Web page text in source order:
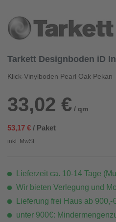
Tarkett Designboden iD
Klick-Vinylboden Pearl Oak Pekan
33,02 € / qm
53,17 € / Paket
inkl. MwSt.
Lieferzeit ca. 10-14 Tage
Wir bieten Verlegung und
Lieferung frei Haus ab 900,-€
unter 900€: